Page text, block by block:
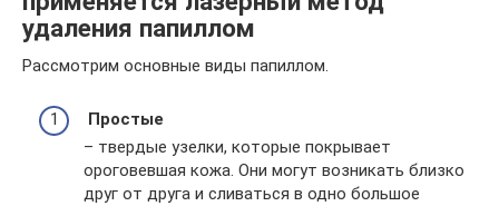
удаления папиллом
Рассмотрим основные виды папиллом.
Простые
– твердые узелки, которые покрывает
ороговевшая кожа. Они могут возникать близко
друг от друга и сливаться в одно большое